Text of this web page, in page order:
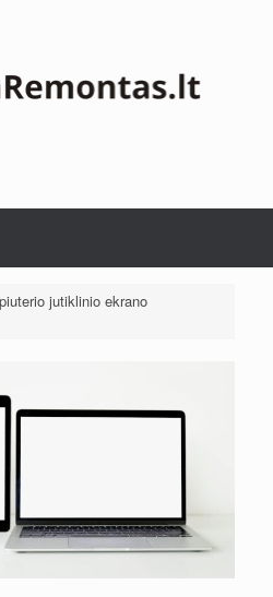
jutiklinio ekrano